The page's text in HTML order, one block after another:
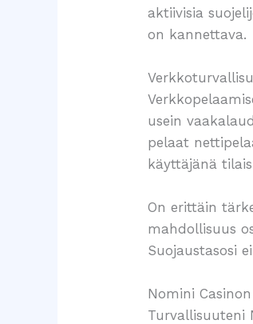
aktiivisia
on kannettava.
usein
pelaat
käyttäjänä
On erittäin
mahdollisuus
Suojaustasosi
Nomini
Turvallisuuteni